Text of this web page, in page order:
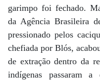
garimpo foi fechado.
da Agência Brasileira
pressionado pelos
chefiada por Blós,
de extração dentro da
indígenas passaram